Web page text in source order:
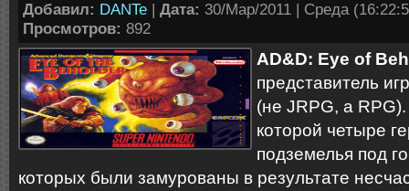
Добавил: DANTe | Дата: 30/Мар/2011 | Среда
Просмотров: 892
AD&D: Eye of
представитель
(не JRPG, а
которой четыре
подземелья под
которых были замурованы в результате